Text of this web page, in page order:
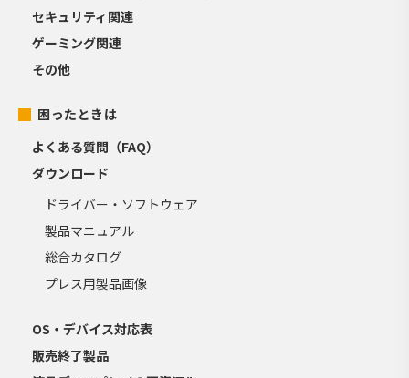
セキュリティ関連
ゲーミング関連
その他
困ったときは
よくある質問（FAQ）
ダウンロード
ドライバー・ソフトウェア
製品マニュアル
総合カタログ
プレス用製品画像
OS・デバイス対応表
販売終了製品